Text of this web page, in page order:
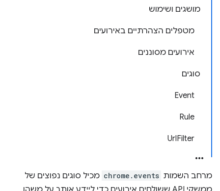
מושגים ושימוש
מטפלים הצהרתיים באירועים
אירועים מסוננים
סוגים
Event
Rule
UrlFilter
מרחב השמות chrome.events מכיל סוגים נפוצים של